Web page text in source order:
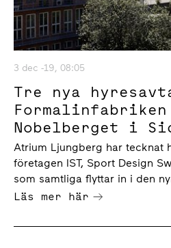
3 dec -19, 08:05
Tre nya
Formalinfabriken
Nobelberget i
Atrium Ljungberg har tecknat
företagen IST, Sport Design
som samtliga flyttar in i den
Läs mer här